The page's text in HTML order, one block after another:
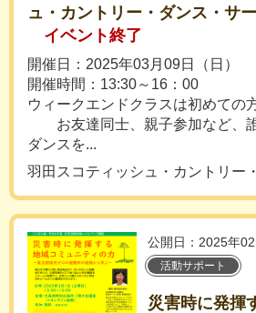
ュ・カントリー・ダンス・サ
イベント終了
開催日：2025年03月09日（日）
開催時間：13:30～16：00
ウィークエンドクラスは初めての
お友達同士、親子参加など、
ダンスを...
羽田スコティッシュ・カントリー
公開日：2025年
活動サポート
災害時に発揮